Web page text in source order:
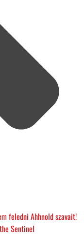
feledni Ahhnold szavait!
Sentinel